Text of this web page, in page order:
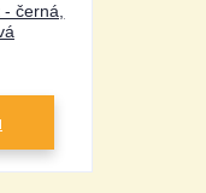
- černá,